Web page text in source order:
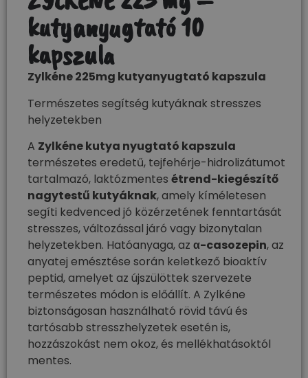
kutyanyugtató 10
kapszula
Zylkéne 225mg kutyanyugtató kapszula
Természetes segítség kutyáknak stresszes
helyzetekben
A Zylkéne kutya nyugtató kapszula
természetes eredetű, tejfehérje-hidrolizátumot
tartalmazó, laktózmentes étrend-kiegészítő
nagytestű kutyáknak, amely kíméletesen
segíti kedvenced jó közérzetének fenntartását
stresszes, változással járó vagy bizonytalan
helyzetekben. Hatóanyaga, az α-casozepin, az
anyatej emésztése során keletkező bioaktív
peptid, amelyet az újszülöttek szervezete
természetes módon is előállít. A Zylkéne
biztonságosan használható rövid távú és
tartósabb stresszhelyzetek esetén is,
hozzászokást nem okoz, és mellékhatásoktól
mentes.